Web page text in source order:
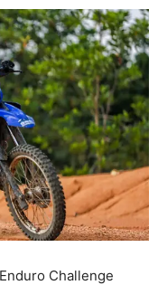
Challenge